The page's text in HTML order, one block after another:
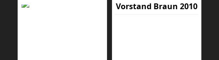
Vorstand Braun 2010